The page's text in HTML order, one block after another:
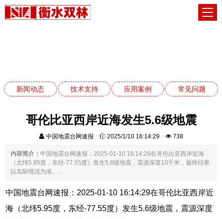
新闻动态 技术支持 应用案例 常见问题
哥伦比亚西岸近海发生5.6级地震
中国地震台网速报 2025/1/10 16:14:29 738
内容简介：中国地震台网速报：2025-01-10 16:14:29在哥伦比亚西岸近海
（北纬5.95度，东经-77.55度）发生5.6级地震，震源深度10千米，最终结果
以实际情况为准。...
中国地震台网速报：2025-01-10 16:14:29在哥伦比亚西岸近
海（北纬5.95度，东经-77.55度）发生5.6级地震，震源深度